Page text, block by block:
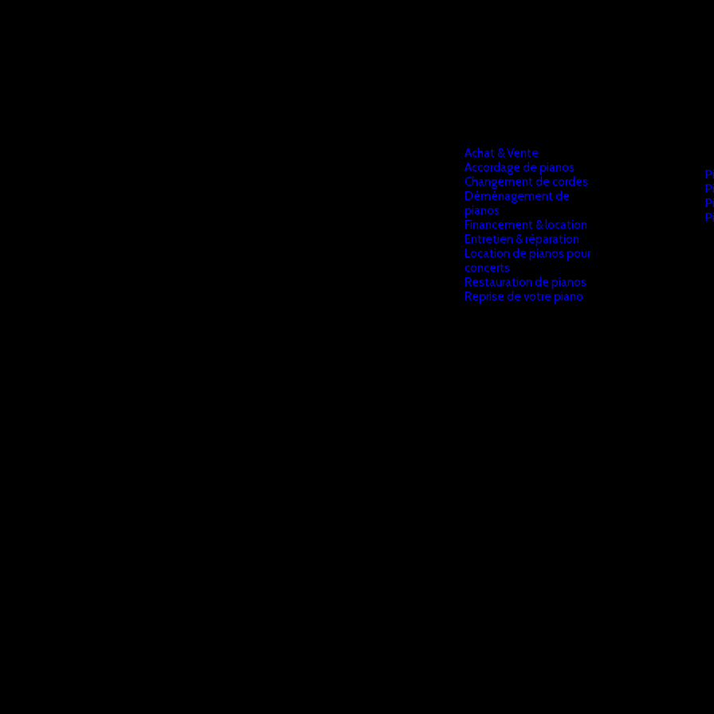
Achat & Vente
Accordage de pianos
Changement de cordes
Déménagement de
pianos
Financement & location
Entretien & réparation
Location de pianos pour
concerts
Restauration de pianos
Reprise de votre piano